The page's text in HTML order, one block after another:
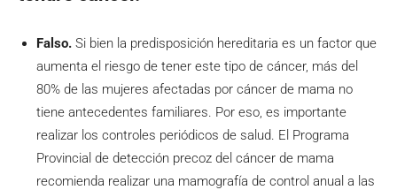
Falso. Si bien la predisposición hereditaria es un factor que
aumenta el riesgo de tener este tipo de cáncer, más del
80% de las mujeres afectadas por cáncer de mama no
tiene antecedentes familiares. Por eso, es importante
realizar los controles periódicos de salud. El Programa
Provincial de detección precoz del cáncer de mama
recomienda realizar una mamografía de control anual a las